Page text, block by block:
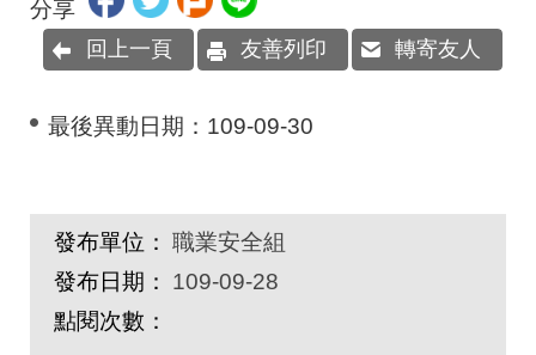
分享
回上一頁 友善列印 轉寄友人
最後異動日期： 109-09-30
發布單位： 職業安全組
發布日期：
109-09-28
點閱次數：